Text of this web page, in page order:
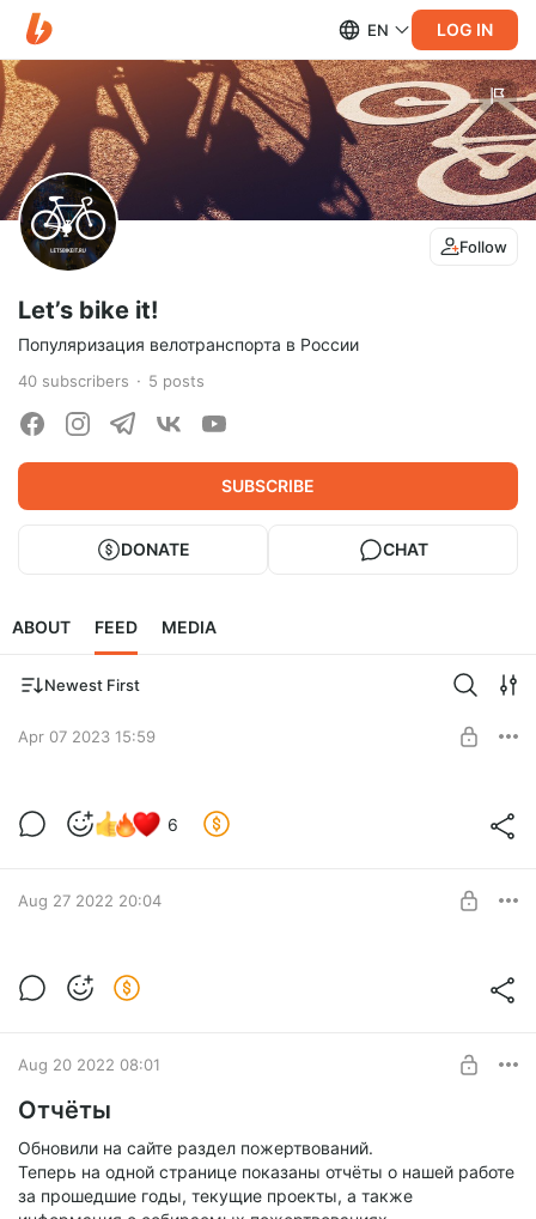
EN LOG IN
Follow
Let’s bike it!
Популяризация велотранспорта в России
40 subscribers 5 posts
SUBSCRIBE
DONATE CHAT
ABOUT FEED MEDIA
Newest First
Apr 07 2023 15:59
федерации велосипедистов
6
Aug 27 2022 20:04
Aug 20 2022 08:01
Отчёты
Обновили на сайте раздел пожертвований.
Теперь на одной странице показаны отчёты о нашей работе
за прошедшие годы, текущие проекты, а также